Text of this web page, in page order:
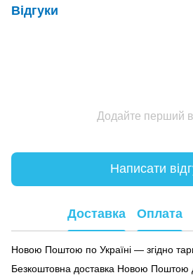
Відгуки
Додайте перший
Написати
Доставка Оплата
Новою Поштою по Україні — згідно
Безкоштовна доставка Новою Поштою